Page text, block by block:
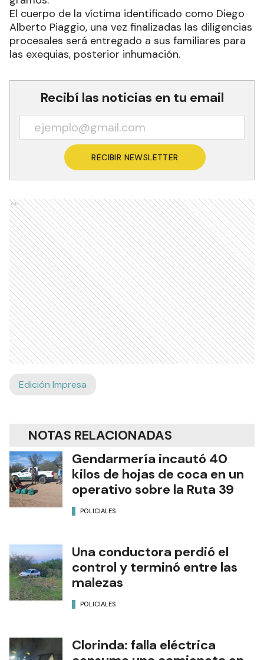
El cuerpo de la víctima identificado como Diego
Alberto Piaggio, una vez finalizadas las diligencias
procesales será entregado a sus familiares para
las exequias, posterior inhumación.
Recibí las noticias en tu email
RECIBIR NEWSLETTER
Ads
Edición Impresa
NOTAS RELACIONADAS
Gendarmería incautó 40
kilos de hojas de coca en un
operativo sobre la Ruta 39
POLICIALES
Una conductora perdió el
control y terminó entre las
malezas
POLICIALES
Clorinda: falla eléctrica